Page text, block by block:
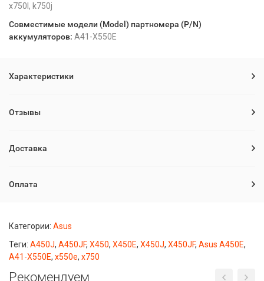
x750l, k750j
Совместимые модели (Model) партномера (P/N)
аккумуляторов: A41-X550E
Характеристики
Отзывы
Доставка
Оплата
Категории: Asus
Теги: A450J, A450JF, X450, X450E, X450J, X450JF, Asus A450E,
A41-X550E, х550е, x750
Рекомендуем